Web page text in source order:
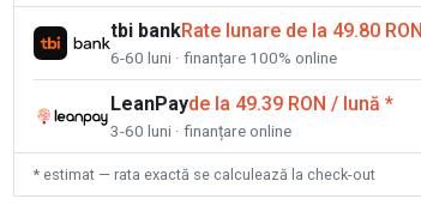
tbi bankRate lunare de la 49.80 RON
6-60 luni · finanțare 100% online
LeanPayde la 49.39 RON / lună *
3-60 luni · finanțare online
* estimat — rata exactă se calculează la check-out